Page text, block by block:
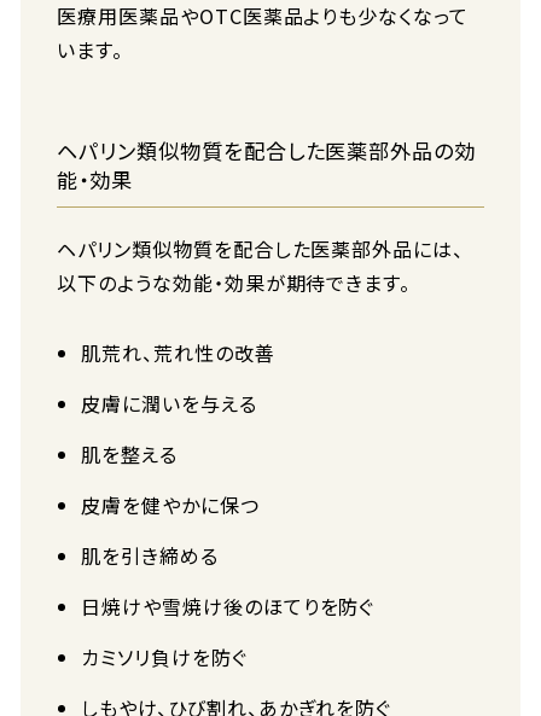
医療用医薬品やOTC医薬品よりも少なくなって
います。
ヘパリン類似物質を配合した医薬部外品の効
能・効果
ヘパリン類似物質を配合した医薬部外品には、
以下のような効能・効果が期待できます。
肌荒れ、荒れ性の改善
皮膚に潤いを与える
肌を整える
皮膚を健やかに保つ
肌を引き締める
日焼けや雪焼け後のほてりを防ぐ
カミソリ負けを防ぐ
しもやけ、ひび割れ、あかぎれを防ぐ